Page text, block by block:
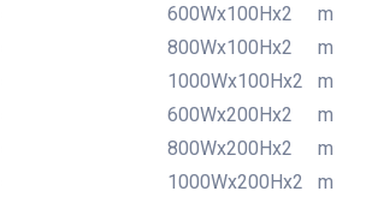
600Wx100Hx2
m
800Wx100Hx2
m
1000Wx100Hx2
m
600Wx200Hx2
m
800Wx200Hx2
m
1000Wx200Hx2 m